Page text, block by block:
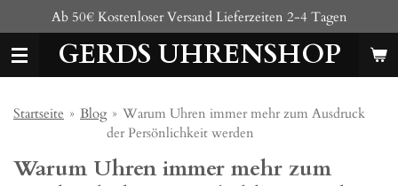
Hauptinhalt
springenGERDS UHRENSHOP
Ab 50€ Kostenloser Versand Lieferzeiten 2-4 Tagen
Startseite » Blog » Warum Uhren immer mehr zum Ausdruck
der Persönlichkeit werden
Warum Uhren immer mehr zum